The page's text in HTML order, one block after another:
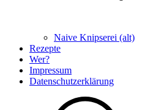
Naive Knipserei (alt)
Rezepte
Wer?
Impressum
Datenschutzerklärung